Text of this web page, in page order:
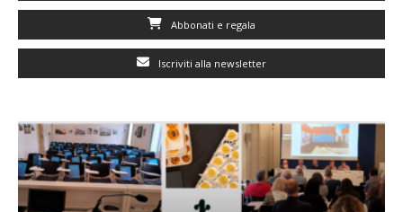
Abbonati e regala
Iscriviti alla newsletter